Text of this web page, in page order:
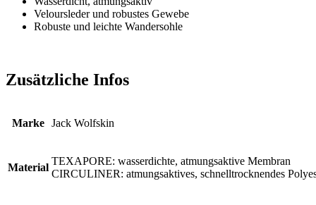
Veloursleder und robustes Gewebe
Robuste und leichte Wandersohle
Zusätzliche Infos
Marke Jack Wolfskin
Material
TEXAPORE: wasserdichte, atmungsaktive Membran
CIRCULINER: atmungsaktives, schnelltrocknendes